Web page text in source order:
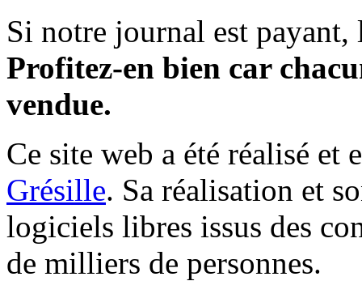
Si notre journal est payant,
Profitez-en bien car
vendue.
Ce site web a été réalisé et
Grésille. Sa réalisation et
logiciels libres issus des
de milliers de personnes.